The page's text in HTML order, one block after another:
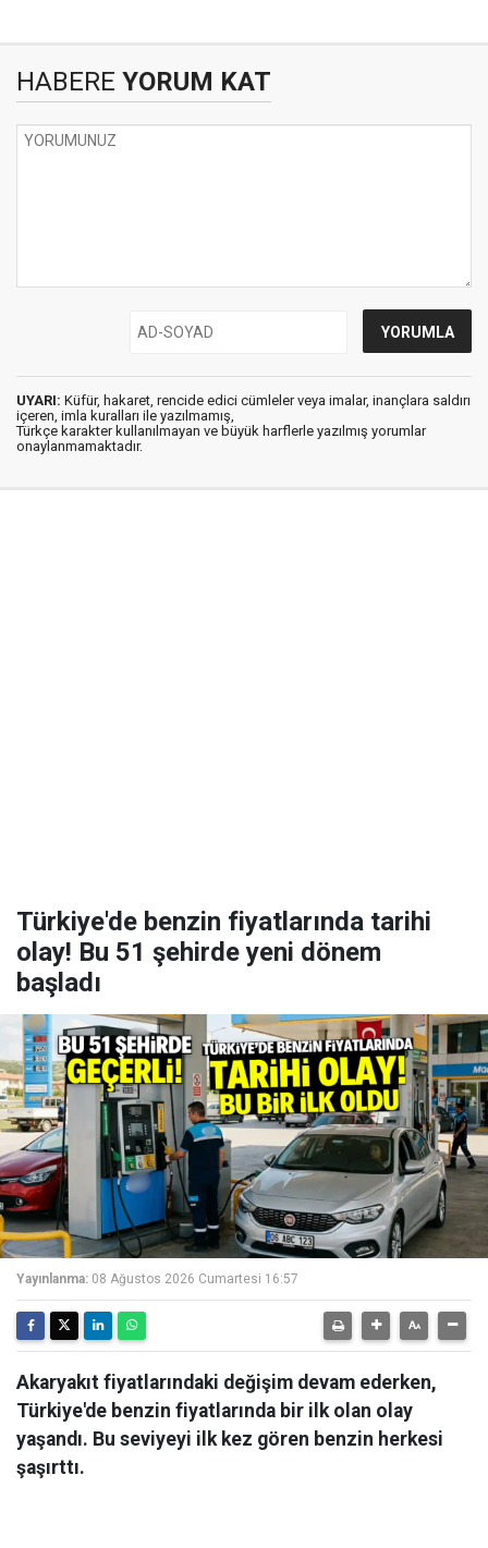
HABERE YORUM KAT
UYARI: Küfür, hakaret, rencide edici cümleler veya imalar, inançlara saldırı
içeren, imla kuralları ile yazılmamış,
Türkçe karakter kullanılmayan ve büyük harflerle yazılmış yorumlar
onaylanmamaktadır.
Türkiye'de benzin fiyatlarında tarihi
olay! Bu 51 şehirde yeni dönem
başladı
Yayınlanma: 08 Ağustos 2026 Cumartesi 16:57
Akaryakıt fiyatlarındaki değişim devam ederken,
Türkiye'de benzin fiyatlarında bir ilk olan olay
yaşandı. Bu seviyeyi ilk kez gören benzin herkesi
şaşırttı.